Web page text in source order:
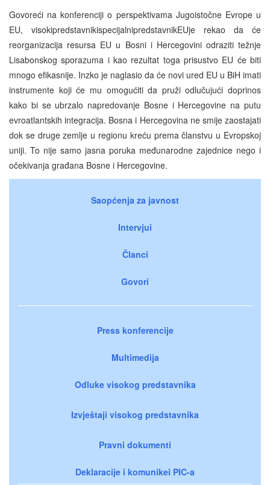
Govoreći na konferenciji o perspektivama Jugoistočne Evrope u
EU, visokipredstavnikispecijalnipredstavnikEUje rekao da će
reorganizacija resursa EU u Bosni i Hercegovini odraziti težnje
Lisabonskog sporazuma i kao rezultat toga prisustvo EU će biti
mnogo efikasnije. Inzko je naglasio da će novi ured EU u BiH imati
instrumente koji će mu omogućiti da pruži odlučujući doprinos
kako bi se ubrzalo napredovanje Bosne i Hercegovine na putu
evroatlantskih integracija. Bosna i Hercegovina ne smije zaostajati
dok se druge zemlje u regionu kreću prema članstvu u Evropskoj
uniji. To nije samo jasna poruka međunarodne zajednice nego i
očekivanja građana Bosne i Hercegovine.
Saopćenja za javnost
Intervjui
Članci
Govori
Press konferencije
Multimedija
Odluke visokog predstavnika
Izvještaji visokog predstavnika
Pravni dokumenti
Deklaracije i komunikei PIC-a